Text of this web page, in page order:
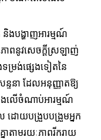
និងបង្ហាញអារម្មណ៍
ាពនូវសេចក្តីស្រឡាញ់
ម្រង់ផ្សេងទៀតនៃ
ន្ទនា ដែលអនុញ្ញាតឱ្យ
នងលើចំណាប់អារម្មណ៍
ដោយបង្រួបបង្រួមអ្នក
ាតាមរយៈភាពរីករាយ